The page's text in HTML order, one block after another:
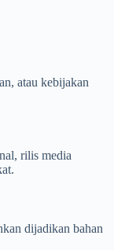
atau kebijakan
rilis media
dijadikan bahan